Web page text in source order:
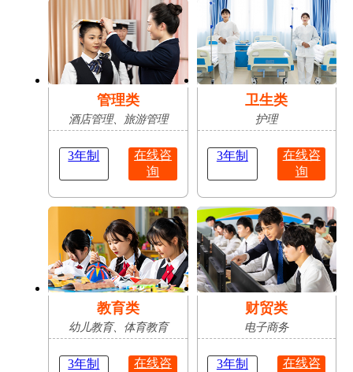
管理类
酒店管理、旅游管理
3年制
在线咨
询
卫生类
护理
3年制
在线咨
询
教育类
幼儿教育、体育教育
3年制
在线咨
财贸类
电子商务
3年制
在线咨